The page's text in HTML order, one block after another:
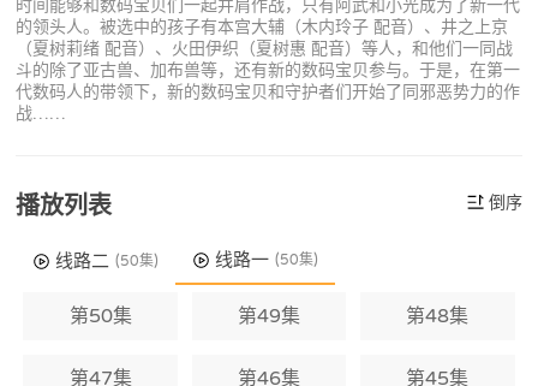
时间能够和数码宝贝们一起并肩作战，只有阿武和小光成为了新一代
的领头人。被选中的孩子有本宫大辅（木内玲子 配音）、井之上京
（夏树莉绪 配音）、火田伊织（夏树惠 配音）等人，和他们一同战
斗的除了亚古兽、加布兽等，还有新的数码宝贝参与。于是，在第一
代数码人的带领下，新的数码宝贝和守护者们开始了同邪恶势力的作
战……
播放列表 倒序
线路二 (50集) 线路一 (50集)
第50集 第49集 第48集
第47集 第46集 第45集